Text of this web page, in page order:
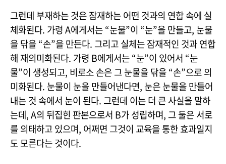
그런데 부재하는 것은 잠재하는 어떤 것과의 연합 속에 실
체화된다. 가령 A에게서는 “눈물”이 “눈”을 만들고, 눈물
을 닦을 “손”을 만든다. 그리고 실체는 잠재적인 것과 연합
해 재의미화된다. 가령 B에게서는 “눈”이 있어서 “눈
물”이 생성되고, 비로소 손은 그 눈물을 닦을 “손”으로 의
미화된다. 눈물이 눈을 만들어낸다면, 눈은 눈물을 만들어
내는 것 속에서 눈이 된다. 그런데 이는 더 큰 사실을 말하
는데, A의 뒤집힌 판본으로서 B가 성립하며, 그 둘은 서로
를 의태하고 있으며, 어쩌면 그것이 교육을 통한 효과일지
도 모른다는 것이다.